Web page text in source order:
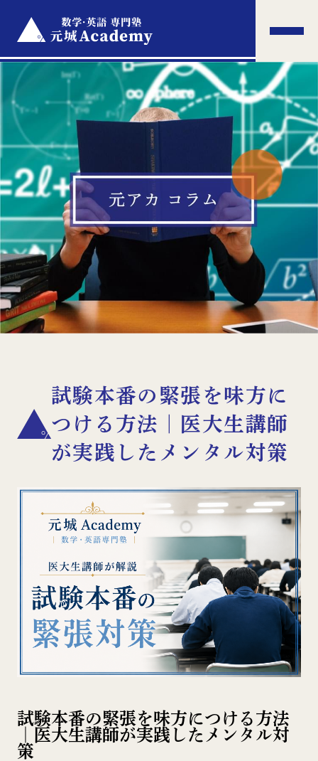
試験本番の緊張を味方に
つける方法｜医大生講師
が実践したメンタル対策
試験本番の緊張を味方につける方法
｜医大生講師が実践したメンタル対
策